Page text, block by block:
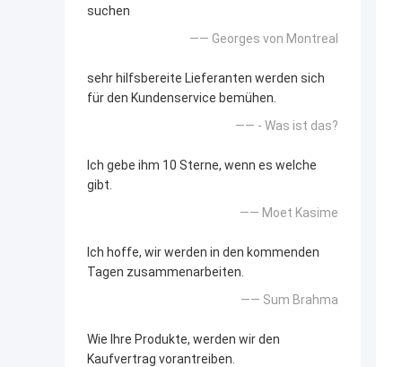
suchen
—— Georges von Montreal
sehr hilfsbereite Lieferanten werden sich
für den Kundenservice bemühen.
—— - Was ist das?
Ich gebe ihm 10 Sterne, wenn es welche
gibt.
—— Moet Kasime
Ich hoffe, wir werden in den kommenden
Tagen zusammenarbeiten.
—— Sum Brahma
Wie Ihre Produkte, werden wir den
Kaufvertrag vorantreiben.